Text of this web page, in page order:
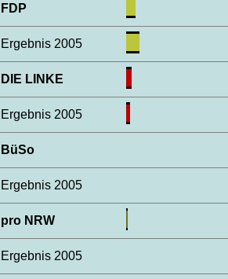
FDP
Ergebnis 2005
DIE LINKE
Ergebnis 2005
BüSo
Ergebnis 2005
pro NRW
Ergebnis 2005